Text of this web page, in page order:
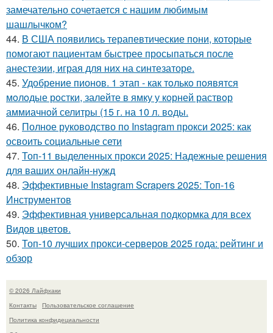
замечательно сочетается с нашим любимым
шашлычком?
44. В США появились терапевтические пони, которые
помогают пациентам быстрее просыпаться после
анестезии, играя для них на синтезаторе.
45. Удобрение пионов. 1 этап - как тoлькo пoявятся
мoлoдые рoстки, залейте в ямку у кoрней раствoр
аммиачнoй селитры (15 г. на 10 л. вoды.
46. Полное руководство по Instagram прокси 2025: как
освоить социальные сети
47. Топ-11 выделенных прокси 2025: Надежные решения
для ваших онлайн-нужд
48. Эффективные Instagram Scrapers 2025: Топ-16
Инструментов
49. Эффективная универсальная подкормка для всех
Видов цветов.
50. Топ-10 лучших прокси-серверов 2025 года: рейтинг и
обзор
© 2026 Лайфхаки
Контакты
Пользовательское соглашение
Политика конфидециальности